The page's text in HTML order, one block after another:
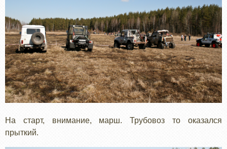
На старт, внимание, марш. Трубовоз то оказался
прыткий.